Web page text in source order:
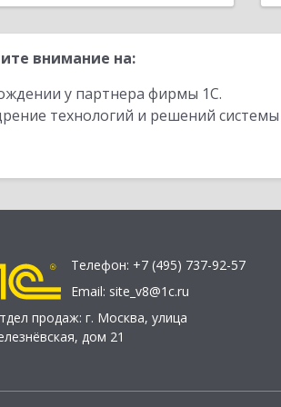
внимание на:
у партнера фирмы 1С.
технологий и решений
Телефон: +7 (495) 737-92-57
Email: site_v8@1c.ru
продаж: г. Москва, улица
дом 21